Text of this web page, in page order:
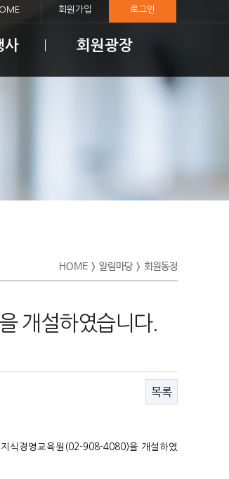
회원가입 로그인
사 회원광장
HOME 알림마당 회원동정
개설하였습니다.
목록
식경영교육원(02-908-4080)을 개설하였